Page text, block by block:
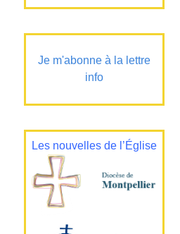
Je m'abonne à la lettre
info
Les nouvelles de l’Église